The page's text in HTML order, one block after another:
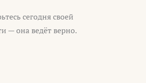
сегодня своей
— она ведёт верно.